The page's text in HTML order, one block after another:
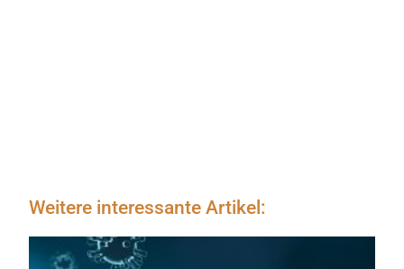
Weitere interessante Artikel: